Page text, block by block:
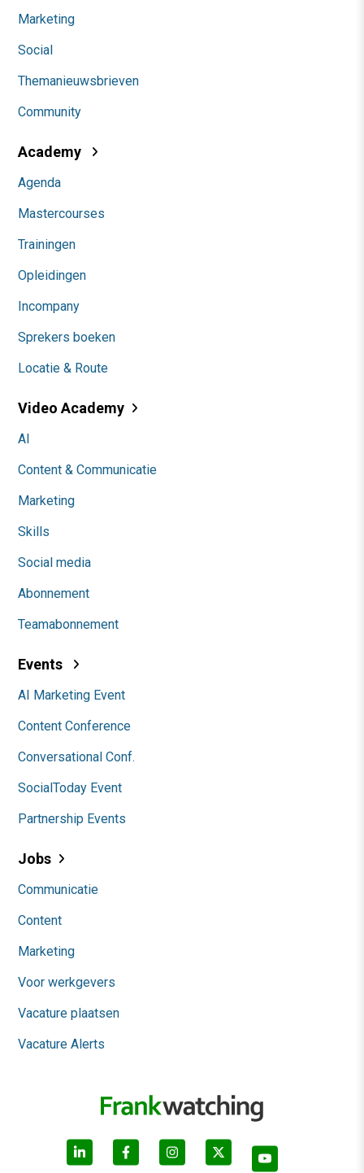
Marketing
Social
Themanieuwsbrieven
Community
Academy
Agenda
Mastercourses
Trainingen
Opleidingen
Incompany
Sprekers boeken
Locatie & Route
Video Academy
AI
Content & Communicatie
Marketing
Skills
Social media
Abonnement
Teamabonnement
Events
AI Marketing Event
Content Conference
Conversational Conf.
SocialToday Event
Partnership Events
Jobs
Communicatie
Content
Marketing
Voor werkgevers
Vacature plaatsen
Vacature Alerts